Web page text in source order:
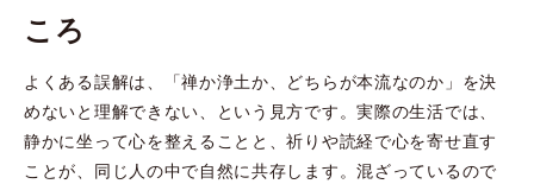
ころ
よくある誤解は、「禅か浄土か、どちらが本流なのか」を決
めないと理解できない、という見方です。実際の生活では、
静かに坐って心を整えることと、祈りや読経で心を寄せ直す
ことが、同じ人の中で自然に共存します。混ざっているので